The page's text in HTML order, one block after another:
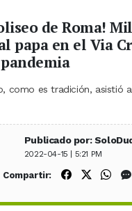
de Roma!
papa en el Via
como es tradición, asistió
Publicado por:
2022-04-15 | 5:21 PM
Compartir: Compartir